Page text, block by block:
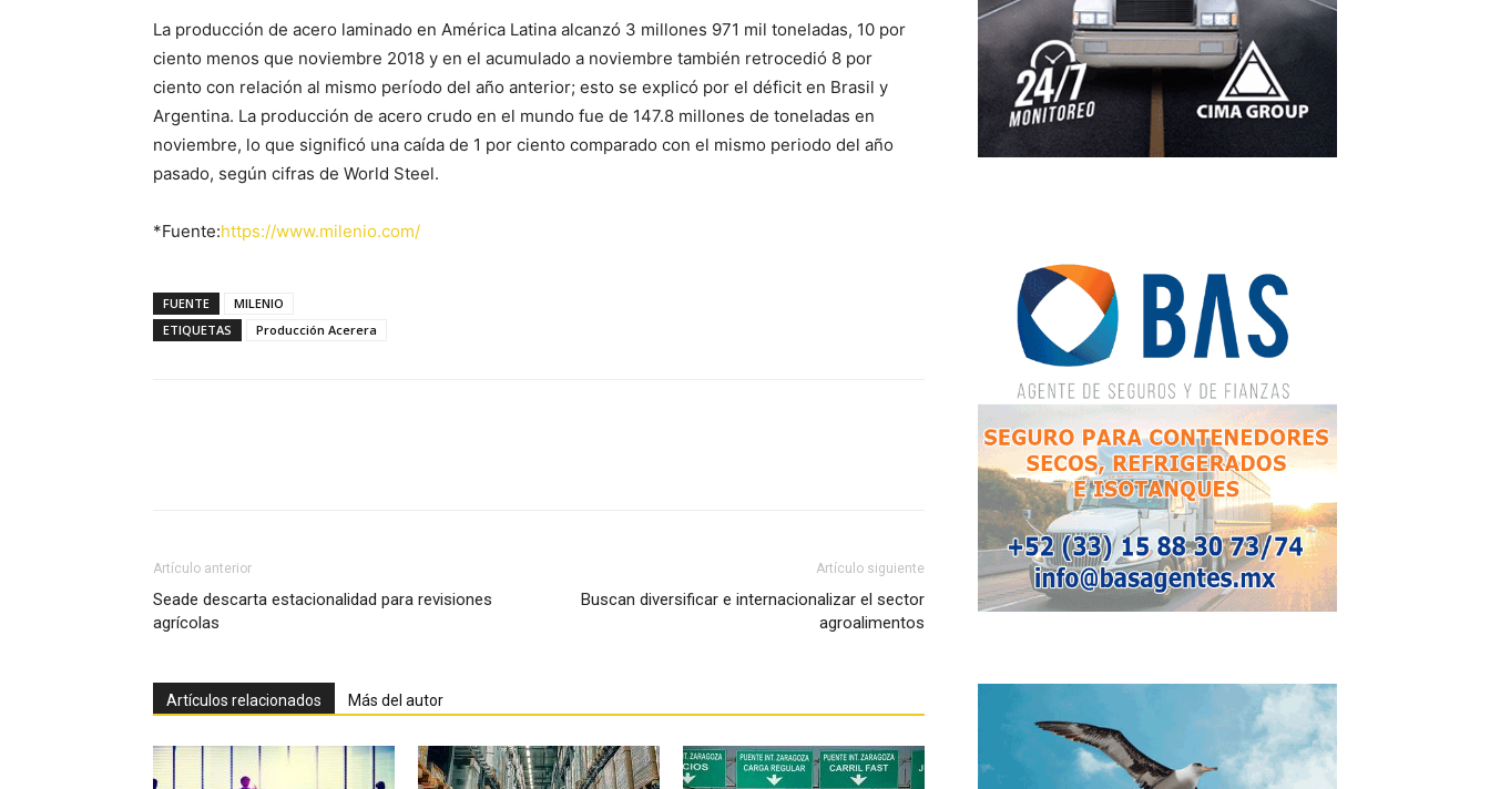
La producción de acero laminado en América Latina alcanzó 3 millones 971 mil toneladas, 10 por
ciento menos que noviembre 2018 y en el acumulado a noviembre también retrocedió 8 por
ciento con relación al mismo período del año anterior; esto se explicó por el déficit en Brasil y
Argentina. La producción de acero crudo en el mundo fue de 147.8 millones de toneladas en
noviembre, lo que significó una caída de 1 por ciento comparado con el mismo periodo del año
pasado, según cifras de World Steel.
*Fuente:https://www.milenio.com/
FUENTE
MILENIO
ETIQUETAS
Producción Acerera
Artículo anterior
Seade descarta estacionalidad para revisiones
agrícolas
Artículo siguiente
Buscan diversificar e internacionalizar el sector
agroalimentos
Artículos relacionados Más del autor